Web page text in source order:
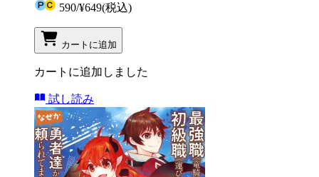
590/¥649(税込)
カートに追加
カートに追加しました
試し読み